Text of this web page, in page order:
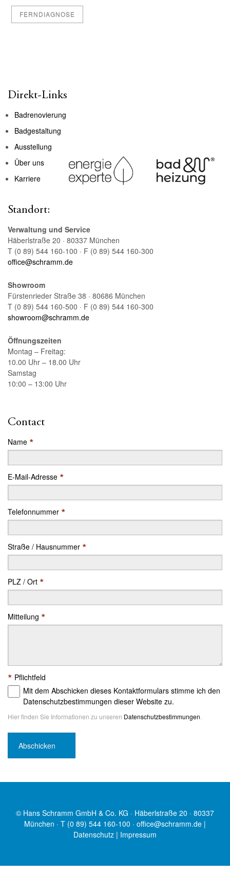
FERNDIAGNOSE
Direkt-Links
Badrenovierung
Badgestaltung
Ausstellung
Über uns
Karriere
Contact
Name *
E-Mail-Adresse *
Telefonnummer *
Straße / Hausnummer *
PLZ / Ort *
Mitteilung *
* Pflichtfeld
Mit dem Abschicken dieses Kontaktformulars stimme ich den
Datenschutzbestimmungen dieser Website zu.
Hier finden Sie Informationen zu unseren Datenschutzbestimmungen
Standort:
Verwaltung und Service
Häberlstraße 20 · 80337 München
T (0 89) 544 160-100 · F (0 89) 544 160-300
office@schramm.de
Showroom
Fürstenrieder Straße 38 · 80686 München
T (0 89) 544 160-500 · F (0 89) 544 160-300
showroom@schramm.de
Öffnungszeiten
Montag – Freitag:
10.00 Uhr – 18.00 Uhr
Samstag
10:00 – 13:00 Uhr
© Hans Schramm GmbH & Co. KG · Häberlstraße 20 · 80337
München · T (0 89) 544 160-100 · office@schramm.de |
Datenschutz | Impressum